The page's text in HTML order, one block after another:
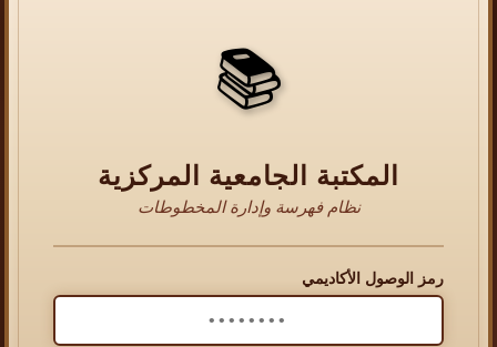
📚
المكتبة الجامعية المركزية
نظام فهرسة وإدارة المخطوطات
رمز الوصول الأكاديمي